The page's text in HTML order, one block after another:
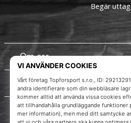
Om oss
Kundtjänst
Begär uttag